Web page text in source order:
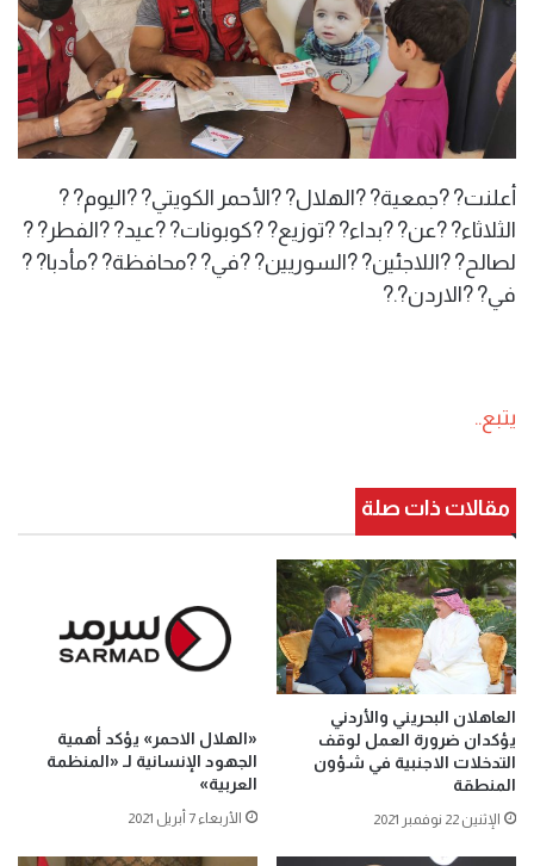
أعلنت? ?جمعية? ?الهلال? ?الأحمر الكويتي? ?اليوم? ?
الثلاثاء? ?عن? ?بداء? ?توزيع? ?كوبونات? ?عيد? ?الفطر? ?
لصالح? ?اللاجئين? ?السوريين? ?في? ?محافظة? ?مأدبا? ?
في? ?الاردن?.?
يتبع..
مقالات ذات صلة
العاهلان البحريني والأردني
يؤكدان ضرورة العمل لوقف
التدخلات الاجنبية في شؤون
المنطقة
الإثنين 22 نوفمبر 2021
«الهلال الاحمر» يؤكد أهمية
الجهود الإنسانية لـ «المنظمة
العربية»
الأربعاء 7 أبريل 2021